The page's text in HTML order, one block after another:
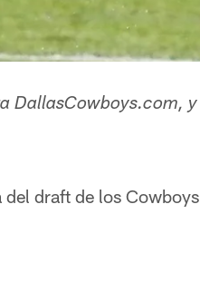
DallasCowboys.com, y
draft de los Cowboys